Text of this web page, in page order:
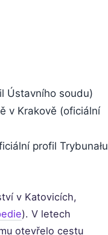
Ústavního soudu)
v Krakově (oficiální
profil Trybunału
v Katovicích,
). V letech
otevřelo cestu